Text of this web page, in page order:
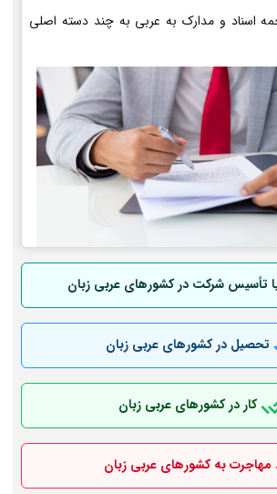
اسناد و مدارک به عربی به چند دسته اصلی
تأسیس شرکت در کشورهای عربی زبان
تحصیل در کشورهای عربی زبان
کار در کشورهای عربی زبان
مهاجرت به کشورهای عربی زبان